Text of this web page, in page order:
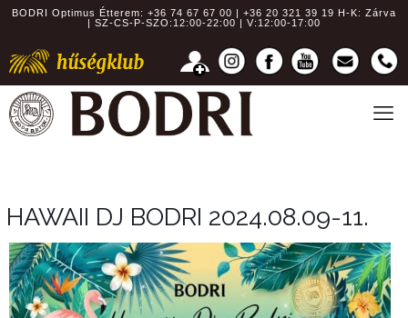
BODRI Optimus Étterem: +36 74 67 67 00 | +36 20 321 39 19 H-K: Zárva
| SZ-CS-P-SZO:12:00-22:00 | V:12:00-17:00
HAWAII DJ BODRI 2024.08.09-11.